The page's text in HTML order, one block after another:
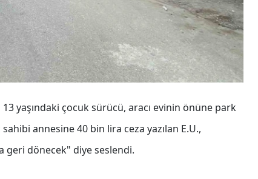
yaşındaki çocuk sürücü, aracı evinin önüne park
annesine 40 bin lira ceza yazılan E.U.,
geri dönecek" diye seslendi.